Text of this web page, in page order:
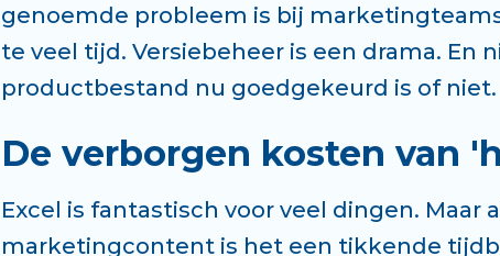
genoemde probleem is bij
te veel tijd. Versiebeheer is een drama. En
productbestand nu goedgekeurd is of niet.
De verborgen kosten van
Excel is fantastisch voor veel dingen. Maar
marketingcontent is het een tikkende